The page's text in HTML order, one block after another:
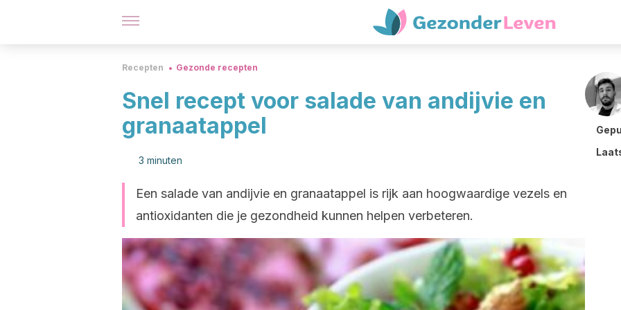
Recepten Gezonde recepten
Snel recept voor salade van andijvie en
granaatappel
3 minuten
Een salade van andijvie en granaatappel is rijk aan hoogwaardige vezels en
antioxidanten die je gezondheid kunnen helpen verbeteren.